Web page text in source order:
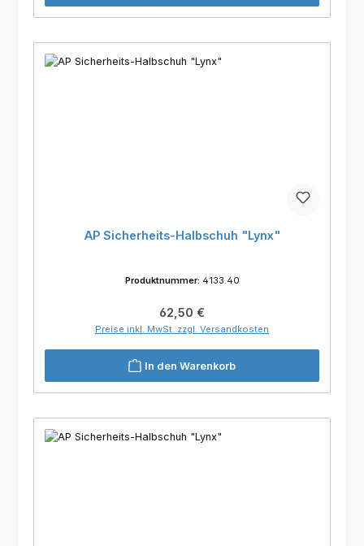
AP Sicherheits-Halbschuh "Lynx"
Produktnummer: 4133.40
Regulärer Preis:
62,50 €
Preise inkl. MwSt. zzgl. Versandkosten
In den Warenkorb